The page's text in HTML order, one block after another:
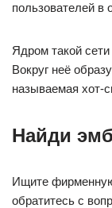
пользователей в
Ядром такой
Вокруг неё
называемая хот-
Найди
Ищите
обратитесь с